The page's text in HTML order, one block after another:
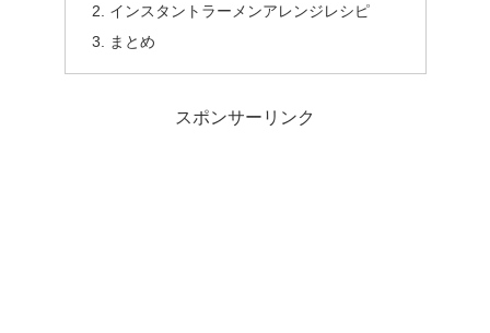
インスタントラーメンアレンジレシピ
まとめ
スポンサーリンク